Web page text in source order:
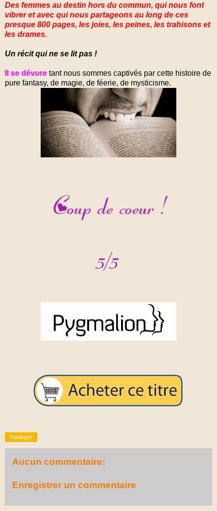
Des femmes au destin hors du commun, qui nous font
vibrer et avec qui nous partageons au long de ces
presque 800 pages, les joies, les peines, les trahisons et
les drames.
Un récit qui ne se lit pas !
Il se dévore tant nous sommes captivés par cette histoire de
pure fantasy, de magie, de féerie, de mysticisme.
Partager
Aucun commentaire:
Enregistrer un commentaire